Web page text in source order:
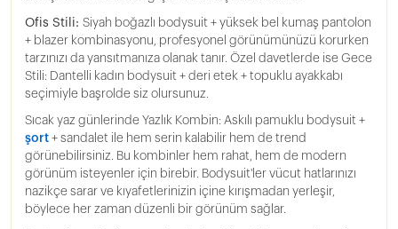
Ofis Stili: Siyah boğazlı bodysuit + yüksek bel kumaş pantolon
+ blazer kombinasyonu, profesyonel görünümünüzü korurken
tarzınızı da yansıtmanıza olanak tanır. Özel davetlerde ise Gece
Stili: Dantelli kadın bodysuit + deri etek + topuklu ayakkabı
seçimiyle başrolde siz olursunuz.
Sıcak yaz günlerinde Yazlık Kombin: Askılı pamuklu bodysuit +
şort + sandalet ile hem serin kalabilir hem de trend
görünebilirsiniz. Bu kombinler hem rahat, hem de modern
görünüm isteyenler için birebir. Bodysuit'ler vücut hatlarınızı
nazikçe sarar ve kıyafetlerinizin içine kırışmadan yerleşir,
böylece her zaman düzenli bir görünüm sağlar.